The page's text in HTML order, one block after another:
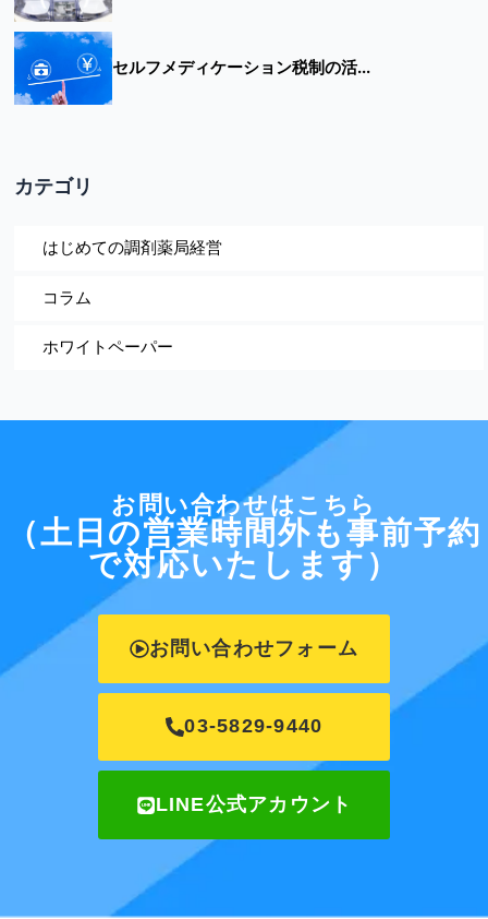
セルフメディケーション税制の活...
カテゴリ
はじめての調剤薬局経営
コラム
ホワイトペーパー
お問い合わせはこちら
（土日の営業時間外も事前予約
で対応いたします）
お問い合わせフォーム
03-5829-9440
LINE公式アカウント